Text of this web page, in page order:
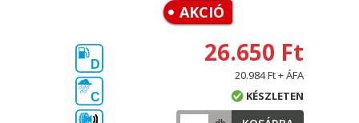
AKCIÓ
D
C
26.650 Ft
20.984 Ft + ÁFA
KÉSZLETEN